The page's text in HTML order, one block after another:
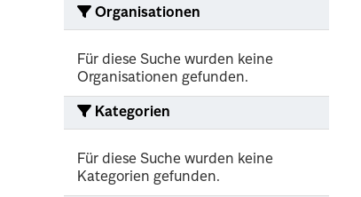
Organisationen
Für diese Suche wurden keine
Organisationen gefunden.
Kategorien
Für diese Suche wurden keine
Kategorien gefunden.